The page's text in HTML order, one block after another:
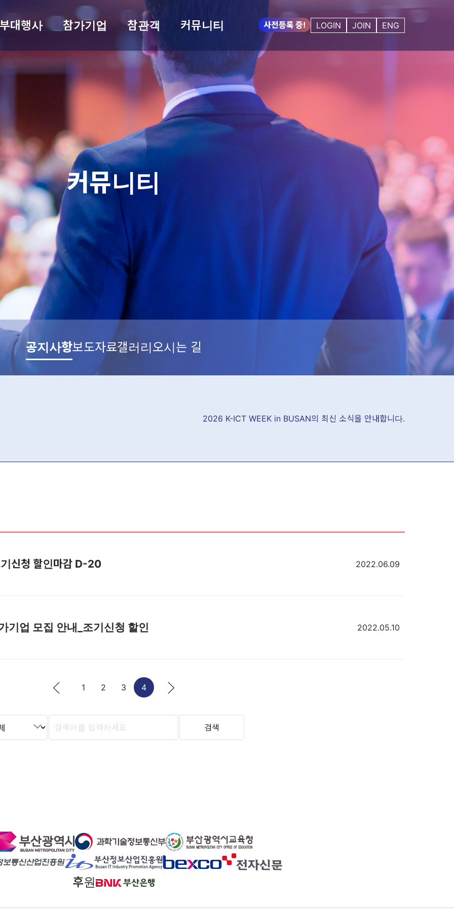
대행사 참가기업 참관객 커뮤니티 사전등록 중! LOGIN JOIN ENG
커뮤니티
공지사항보도자료갤러리오시는 길
2026 K-ICT WEEK in BUSAN의 최신 소식을 안내합니다.
신청 할인마감 D-20 2022.06.09
기업 모집 안내_조기신청 할인 2022.05.10
1 2 3 4
후원